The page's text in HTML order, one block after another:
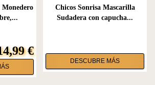
€
Chicos Sonrisa Mascarilla
Sudadera con capucha...
DESCUBRE MÁS